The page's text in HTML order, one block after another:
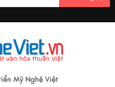
Mỹ Nghệ Việt